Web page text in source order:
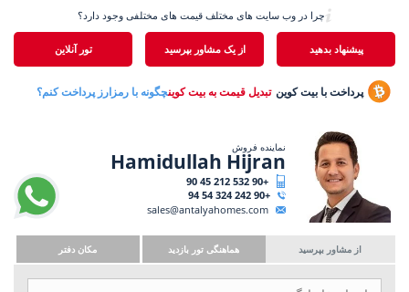
پیشنهاد بدهید از یک مشاور بپرسید تور آنلاین
چرا در وب سایت های مختلف قیمت های مختلفی وجود دارد؟
پرداخت با بیت کوین تبدیل قیمت به بیت کوینچگونه با رمزارز پرداخت کنم؟
نماینده فروش
Hamidullah Hijran
+90 532 212 45 90
+90 242 324 54 94
sales@antalyahomes.com
از مشاور بپرسید هماهنگی تور بازدید مکان دفتر